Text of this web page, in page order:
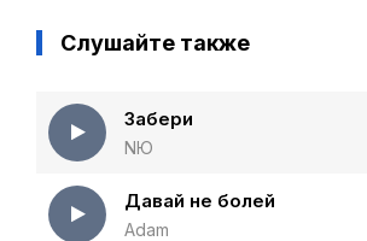
Слушайте также
Забери
NЮ
Давай не болей
Adam